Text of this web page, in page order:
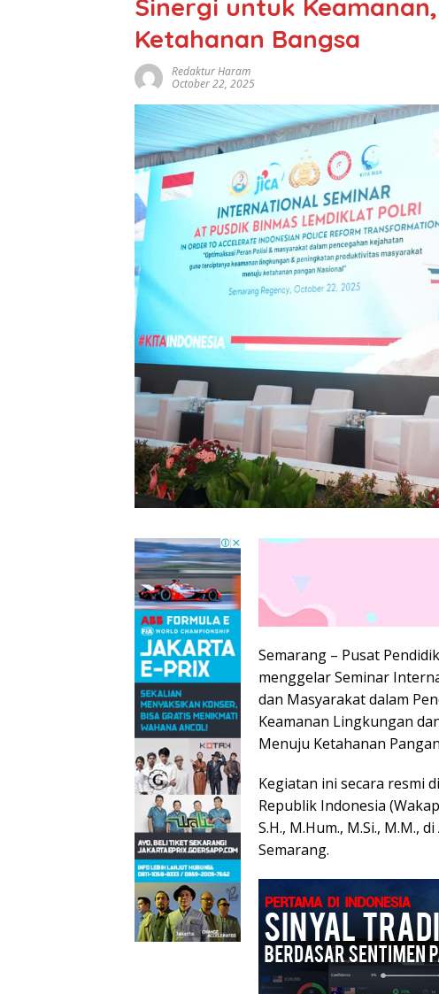
Sinergi untuk
Ketahanan Bangsa
Redaktur Haram
October 22, 2025
Semarang – Pusat
menggelar Seminar
dan Masyarakat dalam
Keamanan Lingkungan
Menuju Ketahanan
Kegiatan ini secara resmi
Republik Indonesia
S.H., M.Hum., M.Si., M.M.,
Semarang.